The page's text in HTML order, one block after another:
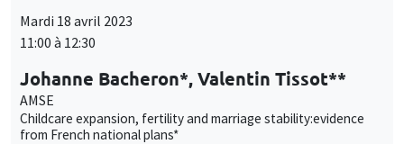
Mardi 18 avril 2023
11:00 à 12:30
Johanne Bacheron*, Valentin Tissot**
AMSE
Childcare expansion, fertility and marriage stability:evidence
from French national plans*